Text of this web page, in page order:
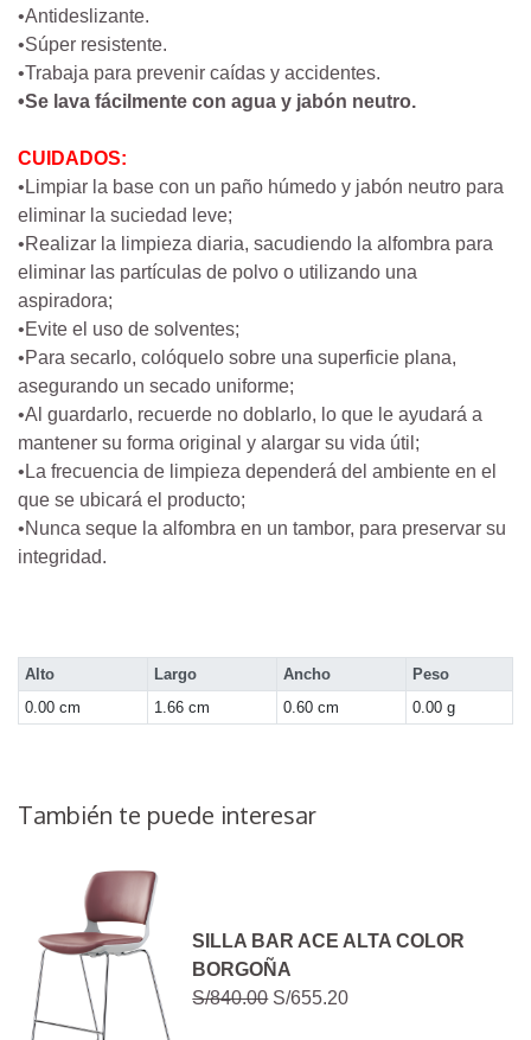
•Antideslizante.
•Súper resistente.
•Trabaja para prevenir caídas y accidentes.
•Se lava fácilmente con agua y jabón neutro.
CUIDADOS:
•Limpiar la base con un paño húmedo y jabón neutro para
eliminar la suciedad leve;
•Realizar la limpieza diaria, sacudiendo la alfombra para
eliminar las partículas de polvo o utilizando una
aspiradora;
•Evite el uso de solventes;
•Para secarlo, colóquelo sobre una superficie plana,
asegurando un secado uniforme;
•Al guardarlo, recuerde no doblarlo, lo que le ayudará a
mantener su forma original y alargar su vida útil;
•La frecuencia de limpieza dependerá del ambiente en el
que se ubicará el producto;
•Nunca seque la alfombra en un tambor, para preservar su
integridad.
Alto Largo Ancho
Peso
0.00 cm
1.66 cm 0.60 cm 0.00 g
También te puede interesar
SILLA BAR ACE ALTA COLOR
BORGOÑA
S/840.00S/655.20